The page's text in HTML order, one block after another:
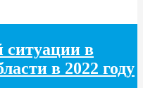
ситуации в
в 2022 году